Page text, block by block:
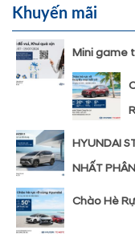
Khuyến mãi
Mini game
HYUNDAI
NHẤT
Chào Hè